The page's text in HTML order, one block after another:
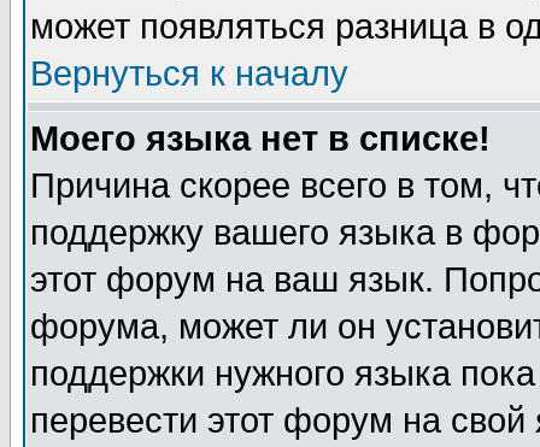
может появляться разница в
Вернуться к началу
Моего языка нет в списке!
Причина скорее всего в том,
поддержку вашего языка в
этот форум на ваш язык.
форума, может ли он
поддержки нужного языка
перевести этот форум на